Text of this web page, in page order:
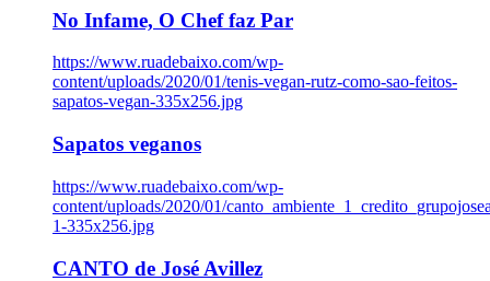
No Infame, O Chef faz Par
https://www.ruadebaixo.com/wp-
content/uploads/2020/01/tenis-vegan-rutz-como-sao-feitos-
sapatos-vegan-335x256.jpg
Sapatos veganos
https://www.ruadebaixo.com/wp-
content/uploads/2020/01/
1-335x256.jpg
CANTO de José Avillez